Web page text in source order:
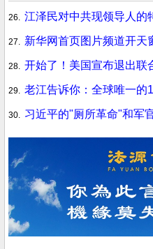
26. 江泽民对中共现领导人的
27. 新华网首页图片频道开天
28. 开始了！美国宣布退出联
29. 老江告诉你：全球唯一的
30. 习近平的"厕所革命"和军